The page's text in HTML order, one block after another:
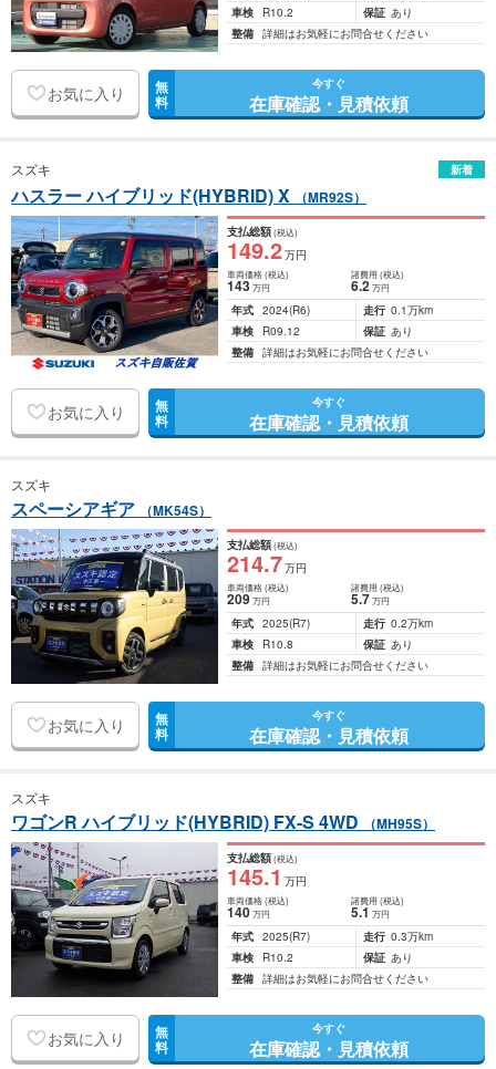
車検
R10.2 保証 あり
整備 詳細はお気軽にお問合せください
お気に入り 無
料
今すぐ
在庫確認・見積依頼
スズキ 新着
ハスラー ハイブリッド(HYBRID) X （MR92S）
支払総額(税込)
149.2万円
車両価格(税込)
143万円
諸費用 (税込)
6.2 万円
年式 2024(R6) 走行 0.1万km
車検
R09.12 保証 あり
整備 詳細はお気軽にお問合せください
お気に入り 無
料
今すぐ
在庫確認・見積依頼
スズキ
スペーシアギア （MK54S）
支払総額(税込)
214.7万円
車両価格(税込)
209万円
諸費用 (税込)
5.7 万円
年式 2025(R7) 走行 0.2万km
車検
R10.8 保証 あり
整備 詳細はお気軽にお問合せください
お気に入り 無
料
今すぐ
在庫確認・見積依頼
スズキ
ワゴンR ハイブリッド(HYBRID) FX-S 4WD （MH95S）
支払総額(税込)
145.1 万円
車両価格(税込)
140万円
諸費用 (税込)
5.1 万円
年式 2025(R7) 走行 0.3万km
車検
R10.2 保証 あり
整備 詳細はお気軽にお問合せください
お気に入り 無
料
今すぐ
在庫確認・見積依頼